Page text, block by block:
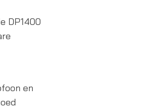
DP1400
en